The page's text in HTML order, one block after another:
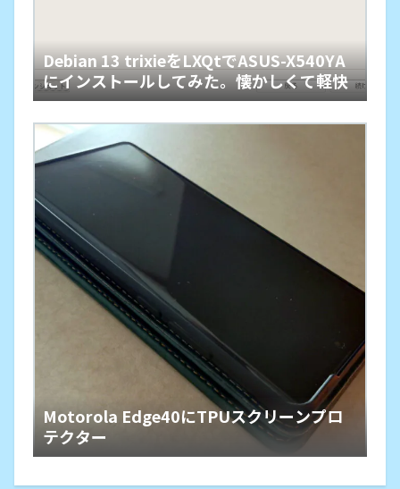
Debian 13 trixieをLXQtでASUS-X540YA
にインストールしてみた。懐かしくて軽快
Motorola Edge40にTPUスクリーンプロ
テクター